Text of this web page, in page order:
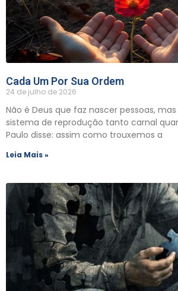
Cada Um Por Sua Ordem
24 de julho de 2026
Não é Deus que faz nascer pessoas,
sistema de reprodução tanto carnal
Paulo disse: assim como trouxemos a
Leia Mais »